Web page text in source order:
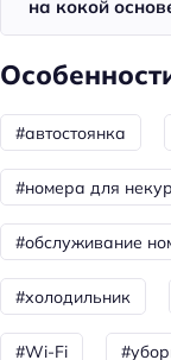
Красота и
Spa
Душ
Сауна
Спорт и
Бассейн
Площадка для
на кокой
#автостоянка
#номера для
#обслуживание
#холодильник
#Wi-Fi